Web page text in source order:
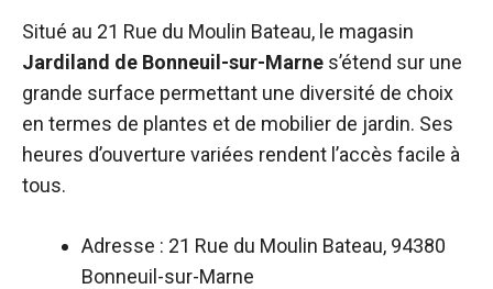
Situé au 21 Rue du Moulin Bateau, le magasin
Jardiland de Bonneuil-sur-Marne s’étend sur une
grande surface permettant une diversité de choix
en termes de plantes et de mobilier de jardin. Ses
heures d’ouverture variées rendent l’accès facile à
tous.
Adresse : 21 Rue du Moulin Bateau, 94380
Bonneuil-sur-Marne